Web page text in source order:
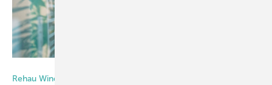
Rehau Window Solutions